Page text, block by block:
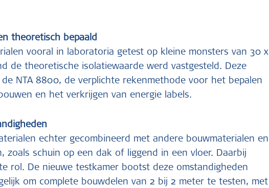
theoretisch bepaald
vooral in laboratoria getest op kleine monsters van 30 x
de theoretische isolatiewaarde werd vastgesteld. Deze
NTA 8800, de verplichte rekenmethode voor het bepalen
en het verkrijgen van energie labels.
echter gecombineerd met andere bouwmaterialen en
zoals schuin op een dak of liggend in een vloer. Daarbij
rol. De nieuwe testkamer bootst deze omstandigheden
om complete bouwdelen van 2 bij 2 meter te testen, met